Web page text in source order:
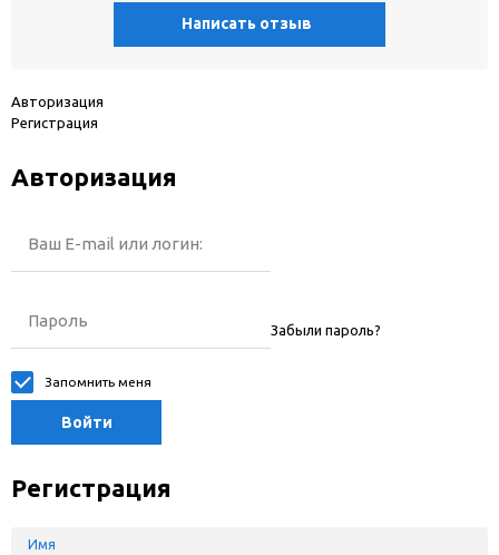
Написать отзыв
Авторизация
Регистрация
Авторизация
Ваш E-mail или логин:
Пароль Забыли пароль?
Запомнить меня
Войти
Регистрация
Имя